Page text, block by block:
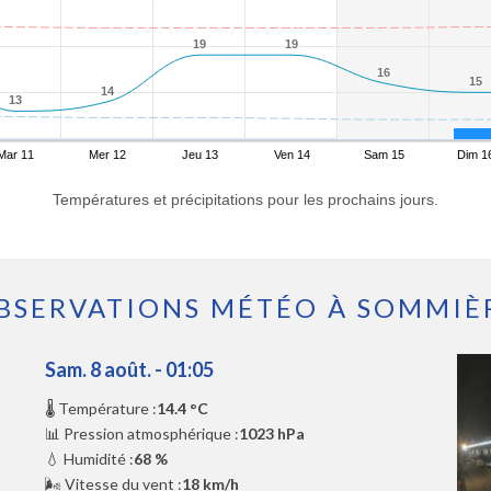
13
13
14
14
19
19 19
19
16
16
15
15
11 Mer 12 Jeu 13 Ven 14 Sam 15 Dim
Températures et précipitations pour les prochains jours.
MÉTÉO À
Sam. 8 août. - 01:05
🌡️ Température :14.4 °C
📊 Pression atmosphérique :1023 hPa
💧 Humidité :68 %
🌬️ Vitesse du vent :18 km/h